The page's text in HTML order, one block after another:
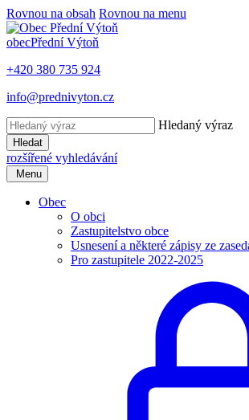
Rovnou na obsah Rovnou na menu
obecPřední Výtoň
+420 380 735 924
info@prednivyton.cz
Hledaný výraz
Hledat
rozšířené vyhledávání
Menu
Obec
O obci
Zastupitelstvo obce
Usnesení a některé zápisy ze
Pro zastupitele 2022-2025